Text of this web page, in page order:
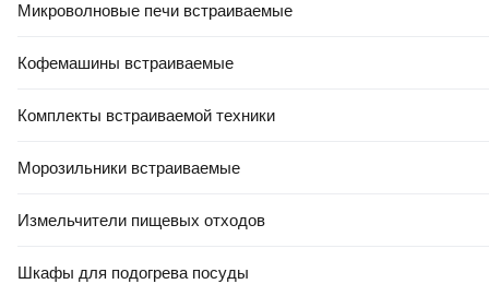
Микроволновые печи встраиваемые
Кофемашины встраиваемые
Комплекты встраиваемой техники
Морозильники встраиваемые
Измельчители пищевых отходов
Шкафы для подогрева посуды